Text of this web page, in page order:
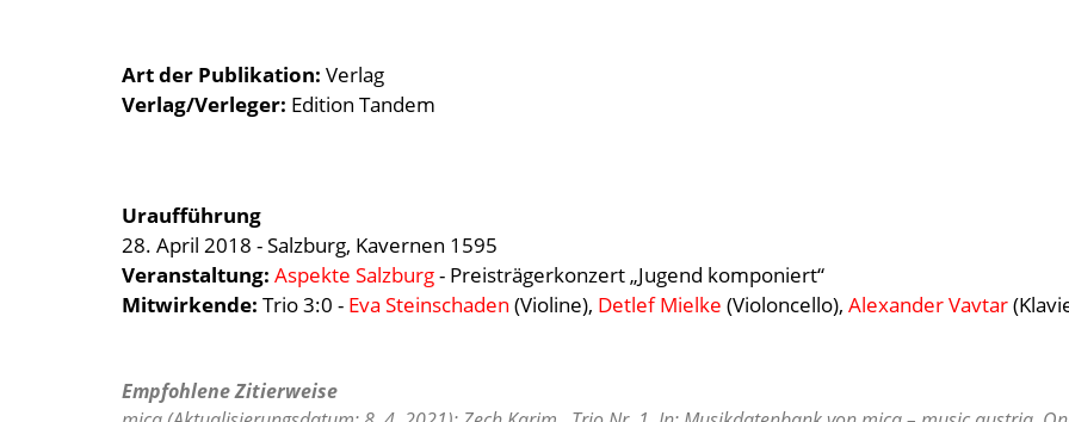
Art der Publikation Verlag
Verlag/Verleger: Edition Tandem
Uraufführung
28. April 2018 - Salzburg, Kavernen 1595
Veranstaltung: Aspekte Salzburg- Preisträgerkonzert „Jugend komponiert“
Mitwirkende: Trio 3:0 - Eva Steinschaden (Violine), Detlef Mielke (Violoncello), Alexander Vavtar
Empfohlene Zitierweise